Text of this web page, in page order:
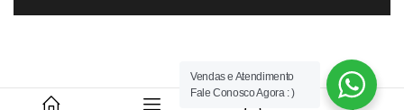
Vendas e Atendimento
Fale Conosco Agora : )